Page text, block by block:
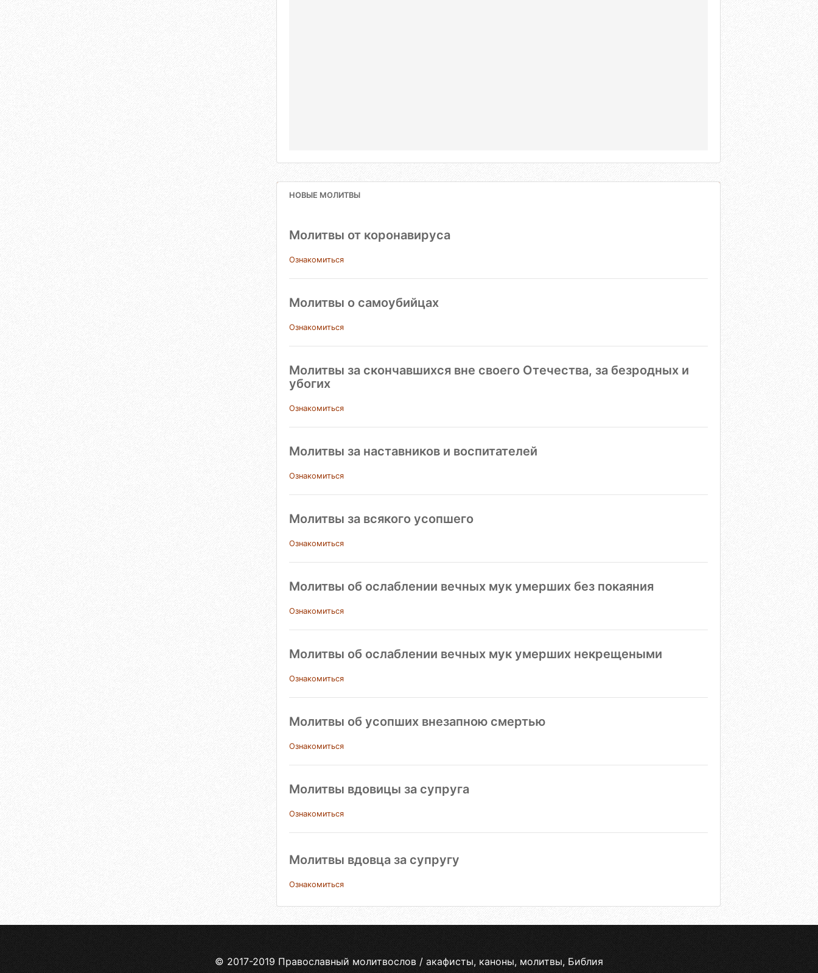
НОВЫЕ МОЛИТВЫ
Молитвы от коронавируса
Ознакомиться
Молитвы о самоубийцах
Ознакомиться
Молитвы за скончавшихся вне своего Отечества, за безродных и
убогих
Ознакомиться
Молитвы за наставников и воспитателей
Ознакомиться
Молитвы за всякого усопшего
Ознакомиться
Молитвы об ослаблении вечных мук умерших без покаяния
Ознакомиться
Молитвы об ослаблении вечных мук умерших некрещеными
Ознакомиться
Молитвы об усопших внезапною смертью
Ознакомиться
Молитвы вдовицы за супруга
Ознакомиться
Молитвы вдовца за супругу
Ознакомиться
© 2017-2019 Православный молитвослов / акафисты, каноны, молитвы, Библия